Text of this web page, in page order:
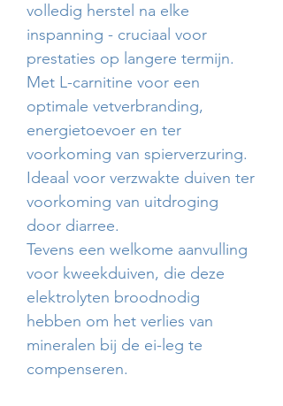
volledig herstel na elke
inspanning - cruciaal voor
prestaties op langere termijn.
Met L-carnitine voor een
optimale vetverbranding,
energietoevoer en ter
voorkoming van spierverzuring.
Ideaal voor verzwakte duiven ter
voorkoming van uitdroging
door diarree.
Tevens een welkome aanvulling
voor kweekduiven, die deze
elektrolyten broodnodig
hebben om het verlies van
mineralen bij de ei-leg te
compenseren.